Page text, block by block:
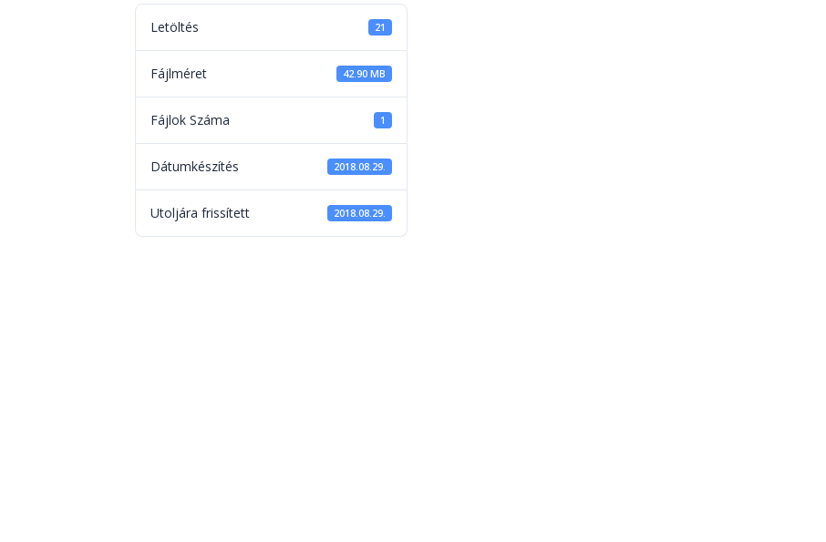
Letöltés 21
Fájlméret 42.90 MB
Fájlok Száma 1
Dátumkészítés 2018.08.29.
Utoljára frissített 2018.08.29.